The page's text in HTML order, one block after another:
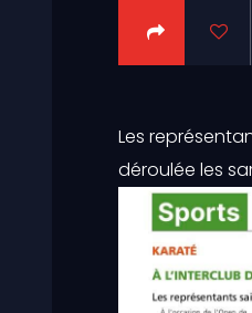
Les
déroulée les